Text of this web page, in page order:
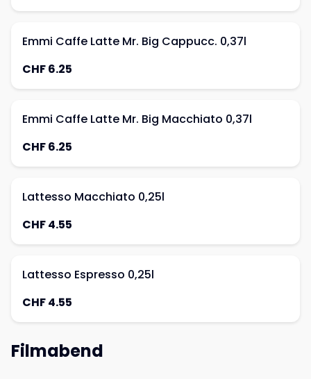
Emmi Caffe Latte Mr. Big Cappucc. 0,37l
CHF 6.25
Emmi Caffe Latte Mr. Big Macchiato 0,37l
CHF 6.25
Lattesso Macchiato 0,25l
CHF 4.55
Lattesso Espresso 0,25l
CHF 4.55
Filmabend